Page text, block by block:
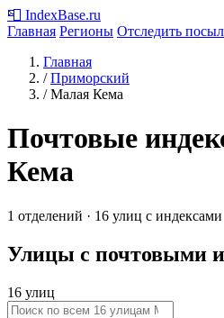
📮 IndexBase.ru
Главная Регионы Отследить
Главная
/ Приморский
/ Малая Кема
Почтовые
Кема
1 отделений · 16 улиц с индексами
Улицы с почтовыми
16 улиц